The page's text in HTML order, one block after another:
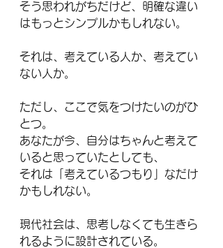
そう思われがちだけど、明確な違い
はもっとシンプルかもしれない。
それは、考えている人か、考えてい
ない人か。
ただし、ここで気をつけたいのがひ
とつ。
あなたが今、自分はちゃんと考えて
いると思っていたとしても、
それは「考えているつもり」なだけ
かもしれない。
現代社会は、思考しなくても生きら
れるように設計されている。